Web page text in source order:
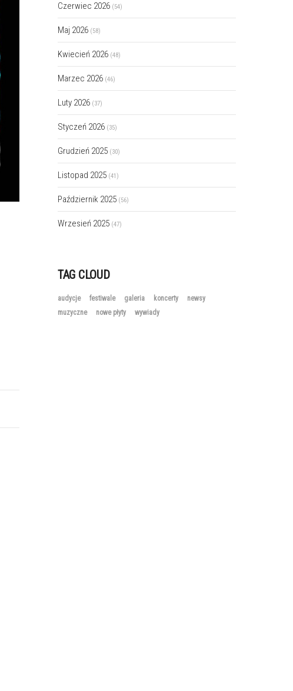
Czerwiec 2026 (54)
Maj 2026 (58)
Kwiecień 2026 (48)
Marzec 2026 (46)
Luty 2026 (37)
Styczeń 2026 (35)
Grudzień 2025 (30)
Listopad 2025 (41)
Październik 2025 (56)
Wrzesień 2025 (47)
TAG CLOUD
audycje festiwale galeria koncerty
newsy
muzyczne
nowe płyty wywiady